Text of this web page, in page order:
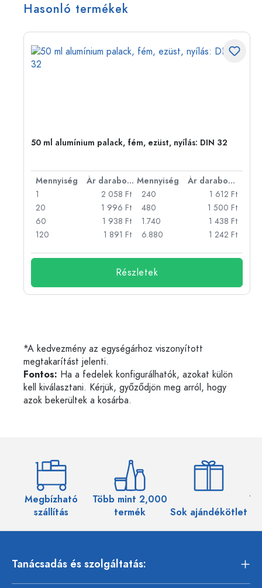
Hasonló termékek
50 ml alumínium palack, fém, ezüst, nyílás: DIN 32
Mennyiség Ár darabonként Mennyiség
Ár darabonként
1
2 058 Ft
20
1 996 Ft
60
1 938 Ft
120
1 891 Ft
240
1 612 Ft
480
1 500 Ft
1.740
1 438 Ft
6.880
1 242 Ft
Részletek
*A kedvezmény az egységárhoz viszonyított
megtakarítást jelenti.
Fontos: Ha a fedelek konfigurálhatók, azokat külön
kell kiválasztani. Kérjük, győződjön meg arról, hogy
azok bekerültek a kosárba.
Megbízható
szállítás
Több mint 2,000
termék
Sok ajándékötlet
Tanácsadás és szolgáltatás: